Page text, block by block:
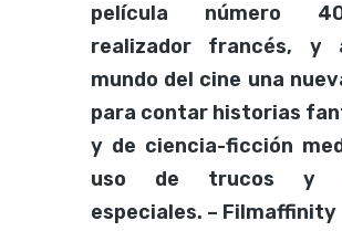
película número
realizador francés, y
mundo del cine una
para contar historias
y de ciencia-ficción
uso de trucos y
especiales. – Filmaffinity